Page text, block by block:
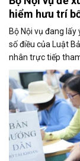
hiểm hưu trí
Bộ Nội vụ đang
số điều của Luật
nhân trực tiếp
thông qua người
tính thời gian đóng
người tham gia.